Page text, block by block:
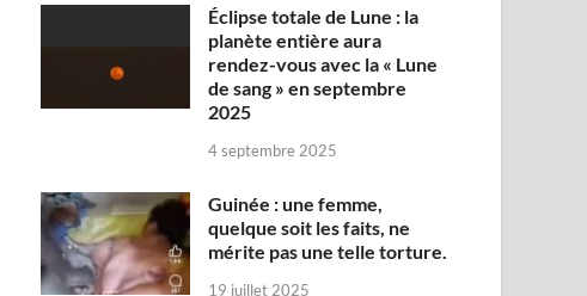
Éclipse totale de Lune : la
planète entière aura
rendez-vous avec la « Lune
de sang » en septembre
2025
4 septembre 2025
Guinée : une femme,
quelque soit les faits, ne
mérite pas une telle torture.
19 juillet 2025